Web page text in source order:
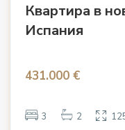
Квартира в
Испания
431.000 €
3 2